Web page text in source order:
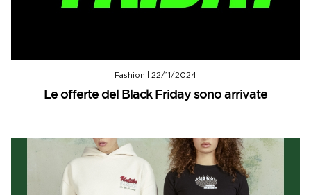
Fashion 22/11/2024
Le offerte del Black Friday sono arrivate